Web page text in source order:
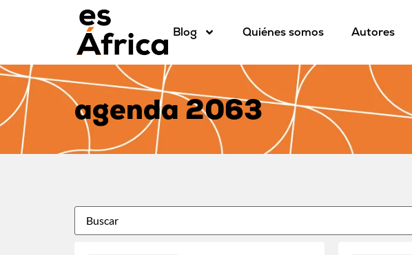
Blog Quiénes somos Autores
agenda 2063